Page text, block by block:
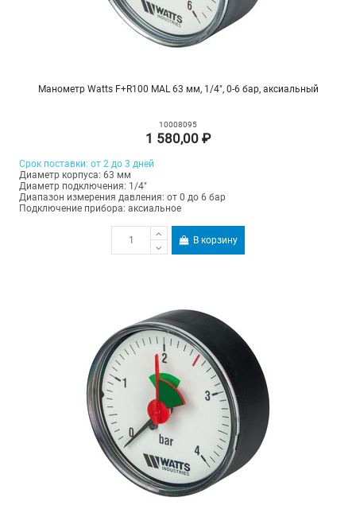
Манометр Watts F+R100 MAL 63 мм, 1/4", 0-6 бар, аксиальный
10008095
1 580,00 ₽
Срок поставки: от 2 до 3 дней
Диаметр корпуса: 63 мм
Диаметр подключения: 1/4"
Диапазон измерения давления: от 0 до 6 бар
Подключение прибора: аксиальное
В корзину